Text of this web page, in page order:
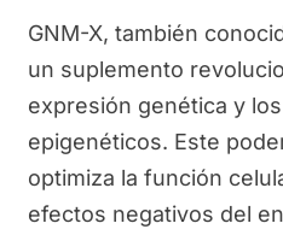
GNM-X, también
un suplemento
expresión genética y
epigenéticos. Este
optimiza la función
efectos negativos del